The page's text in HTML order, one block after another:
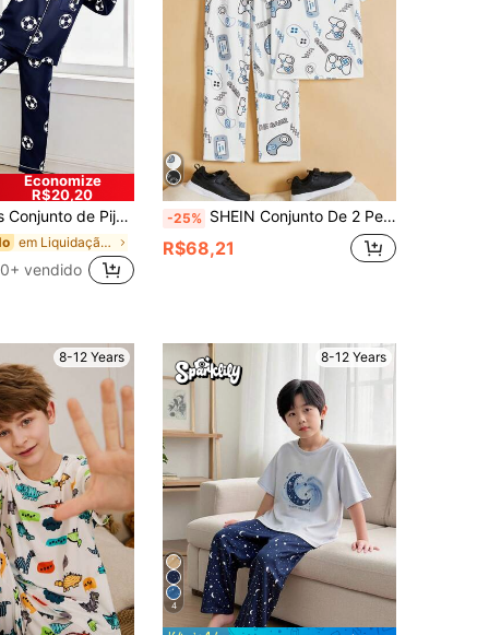
Economize
R$20,20
Longa com Estampa de Futebol Azul para Meninos Pré-Adolescentes
em Liquidação de Verão Pijama De Meninos Adolescen
vendido
-25% SHEIN Conjunto De 2 Peças De Roupa De Casa Casual E Confortável Para Meninos
R$68,21
8-12 Years 8-12 Years
4